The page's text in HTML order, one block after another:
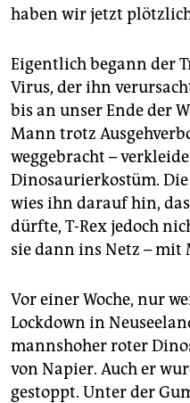
fragen & hilfe
unterstützen
abo
genossenschaft
epaper login
haben wir jetzt
Eigentlich begann der
Virus, der ihn
bis an unser Ende der
Mann trotz
weggebracht –
Dinosaurierkostüm.
wies ihn darauf hin,
dürfte, T-Rex jedoch
sie dann ins Netz – mit
Vor einer Woche, nur
Lockdown in
mannshoher roter
von Napier. Auch er
gestoppt. Unter der